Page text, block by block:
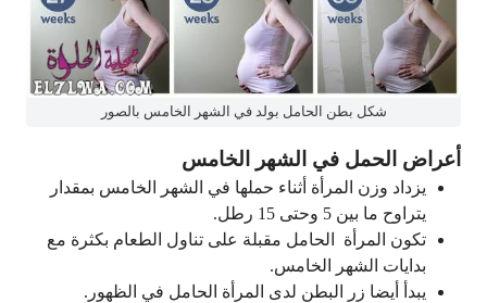
شكل بطن الحامل بولد في الشهر الخامس بالصور
أعراض الحمل في الشهر الخامس
يزداد وزن المرأة أثناء حملها في الشهر الخامس بمقدار
يتراوح ما بين 5 وحتى 15 رطل.
تكون المرأة الحامل مقبلة على تناول الطعام بكثرة مع
بدايات الشهر الخامس.
يبدأ أيضا زر البطن لدى المرأة الحامل في الظهور.